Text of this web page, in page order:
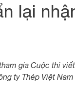
lại
gia Cuộc thi
ty Thép Việt